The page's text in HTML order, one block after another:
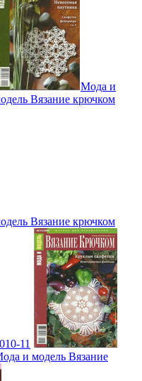
Мода и
Вязание крючком
Вязание крючком
11
и модель Вязание